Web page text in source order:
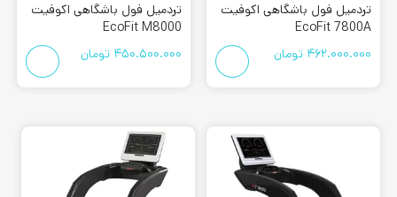
تردمیل فول باشگاهی اکوفیت
EcoFit 7800A
462.000.000 تومان
تردمیل فول باشگاهی اکوفیت
EcoFit M8000
450.500.000 تومان